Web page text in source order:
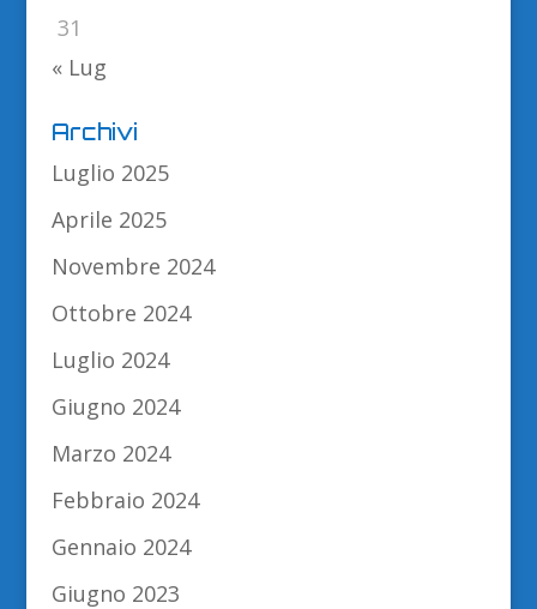
31
« Lug
Archivi
Luglio 2025
Aprile 2025
Novembre 2024
Ottobre 2024
Luglio 2024
Giugno 2024
Marzo 2024
Febbraio 2024
Gennaio 2024
Giugno 2023